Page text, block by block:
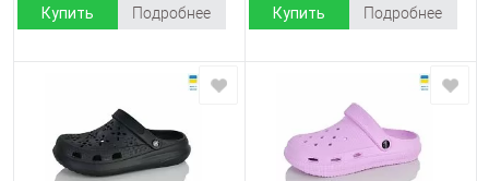
Купить Подробнее Купить Подробнее